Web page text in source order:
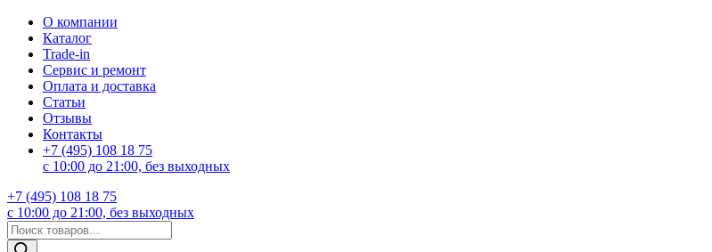
О компании
Каталог
Trade-in
Сервис и ремонт
Оплата и доставка
Статьи
Отзывы
Контакты
+7 (495) 108 18 75
с 10:00 до 21:00, без выходных
+7 (495) 108 18 75
с 10:00 до 21:00, без выходных
Поиск
товаров